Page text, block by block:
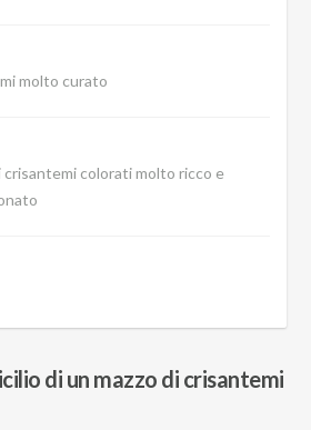
molto curato
crisantemi colorati molto ricco e
di un mazzo di crisantemi